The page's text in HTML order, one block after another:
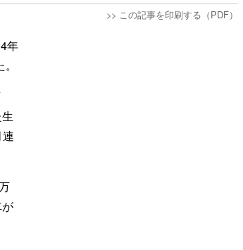
>> この記事を印刷する（PDF）
年